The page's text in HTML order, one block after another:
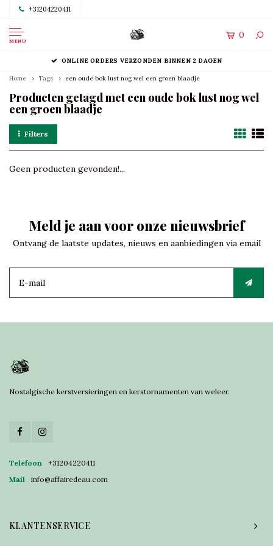
+31204220411
MENU
0
ONLINE ORDERS VERZONDEN BINNEN 2 DAGEN
Home Tags een oude bok lust nog wel een groen blaadje
Producten getagd met een oude bok lust nog wel
een groen blaadje
Filters
Geen producten gevonden!...
Meld je aan voor onze nieuwsbrief
Ontvang de laatste updates, nieuws en aanbiedingen via email
Nostalgische kerstversieringen en kerstornamenten van weleer.
Telefoon
+31204220411
Mail
info@affairedeau.com
KLANTENSERVICE